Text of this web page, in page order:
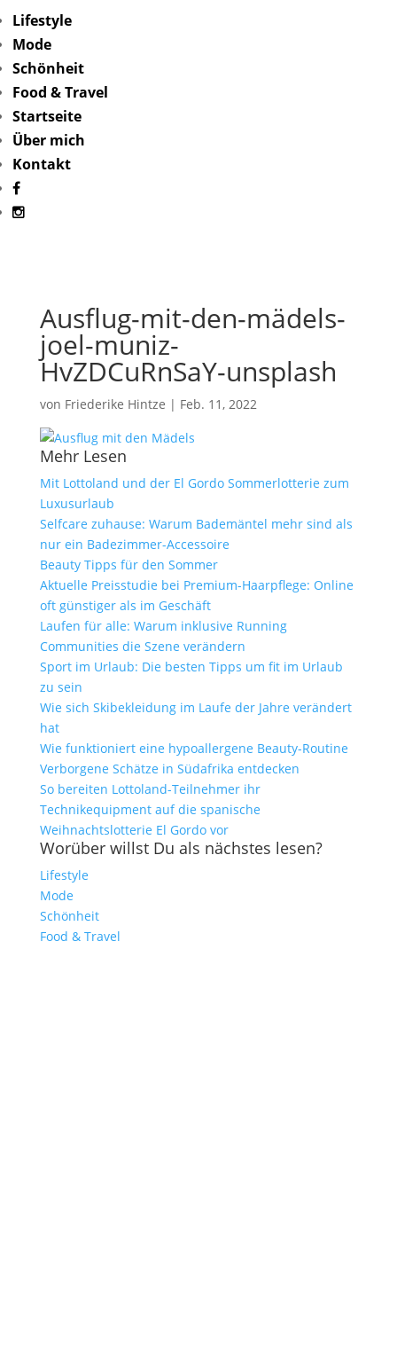
Lifestyle
Mode
Schönheit
Food & Travel
Startseite
Über mich
Kontakt
Ausflug-mit-den-mädels-
joel-muniz-
HvZDCuRnSaY-unsplash
von Friederike Hintze | Feb. 11, 2022
Mehr Lesen
Mit Lottoland und der El Gordo Sommerlotterie zum
Luxusurlaub
Selfcare zuhause: Warum Bademäntel mehr sind als
nur ein Badezimmer-Accessoire
Beauty Tipps für den Sommer
Aktuelle Preisstudie bei Premium-Haarpflege: Online
oft günstiger als im Geschäft
Laufen für alle: Warum inklusive Running
Communities die Szene verändern
Sport im Urlaub: Die besten Tipps um fit im Urlaub
zu sein
Wie sich Skibekleidung im Laufe der Jahre verändert
hat
Wie funktioniert eine hypoallergene Beauty-Routine
Verborgene Schätze in Südafrika entdecken
So bereiten Lottoland-Teilnehmer ihr
Technikequipment auf die spanische
Weihnachtslotterie El Gordo vor
Worüber willst Du als nächstes lesen?
Lifestyle
Mode
Schönheit
Food & Travel